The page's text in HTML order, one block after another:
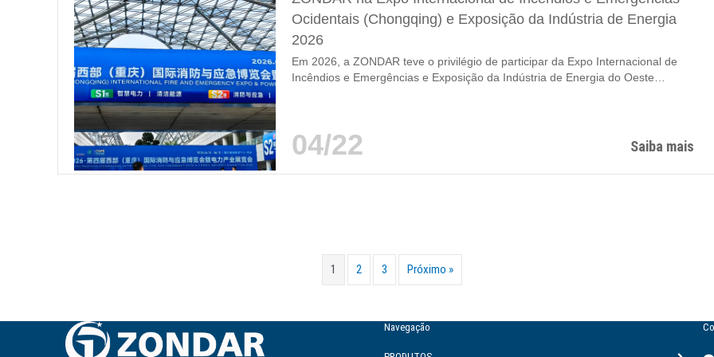
Ocidentais (Chongqing) e Exposição da Indústria de Energia
2026
Em 2026, a ZONDAR teve o privilégio de participar da Expo Internacional de
Incêndios e Emergências e Exposição da Indústria de Energia do Oeste
uma plataforma dinâmica para...
04/22 Saiba mais
1 2 3 Próximo »
Navegação